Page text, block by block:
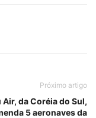
Próximo artigo
Air, da Coréia do Sul,
5 aeronaves da